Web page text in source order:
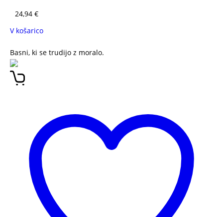
24,94 €
V košarico
Basni, ki se trudijo z moralo.